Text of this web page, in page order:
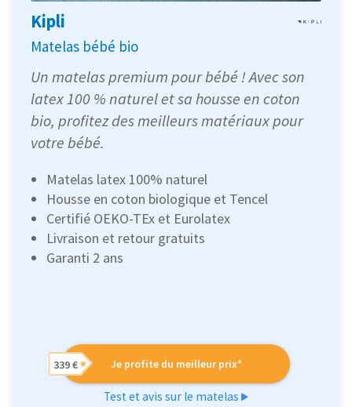
Kipli
Matelas bébé bio
Un matelas premium pour bébé ! Avec son
latex 100 % naturel et sa housse en coton
bio, profitez des meilleurs matériaux pour
votre bébé.
Matelas latex 100% naturel
Housse en coton biologique et Tencel
Certifié OEKO-TEx et Eurolatex
Livraison et retour gratuits
Garanti 2 ans
Je profite du meilleur prix*
339 €
Test et avis sur le matelas